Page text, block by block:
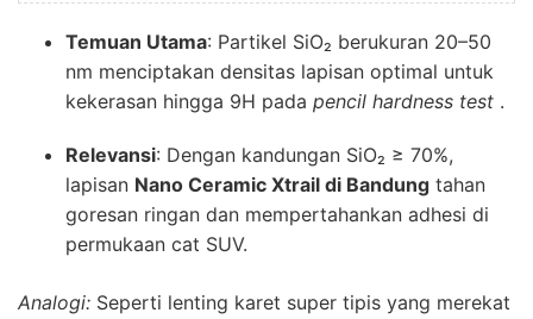
Temuan Utama: Partikel SiO₂ berukuran 20–50
nm menciptakan densitas lapisan optimal untuk
kekerasan hingga 9H pada pencil hardness test .
Relevansi: Dengan kandungan SiO₂ ≥ 70%,
lapisan Nano Ceramic Xtrail di Bandung tahan
goresan ringan dan mempertahankan adhesi di
permukaan cat SUV.
Analogi: Seperti lenting karet super tipis yang merekat